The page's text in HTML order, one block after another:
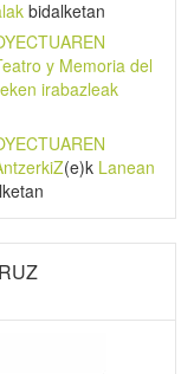
bidalketan
y Memoria del
irabazleak
(e)k Lanean